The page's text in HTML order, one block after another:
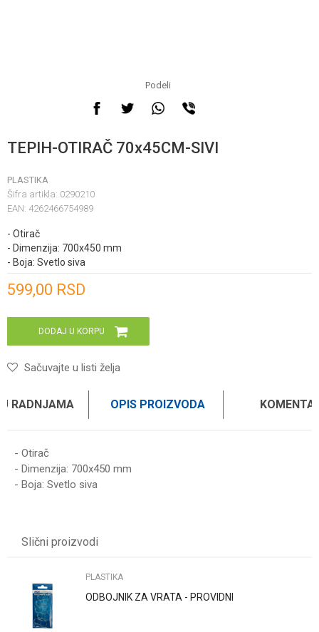
Podeli
TEPIH-OTIRAČ 70x45CM-SIVI
PLASTIKA
Šifra artikla: 0290210
EAN: 4262466754989
- Otirač
- Dimenzija: 700x450 mm
- Boja: Svetlo siva
599,00 RSD
DODAJ U KORPU
Sačuvajte u listi želja
RADNJAMA OPIS PROIZVODA
- Otirač
- Dimenzija: 700x450 mm
- Boja: Svetlo siva
Poruka
Slični proizvodi
PLASTIKA
ODBOJNIK ZA VRATA - PROVIDNI